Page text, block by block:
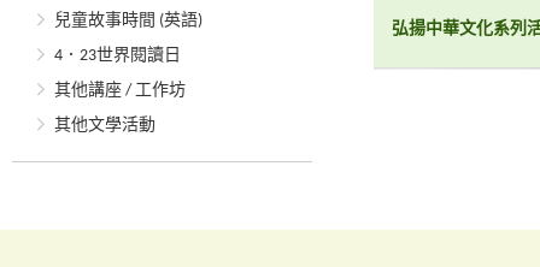
兒童故事時間 (英語)
4．23世界閱讀日
其他講座 / 工作坊
其他文學活動
弘揚中華文化系列